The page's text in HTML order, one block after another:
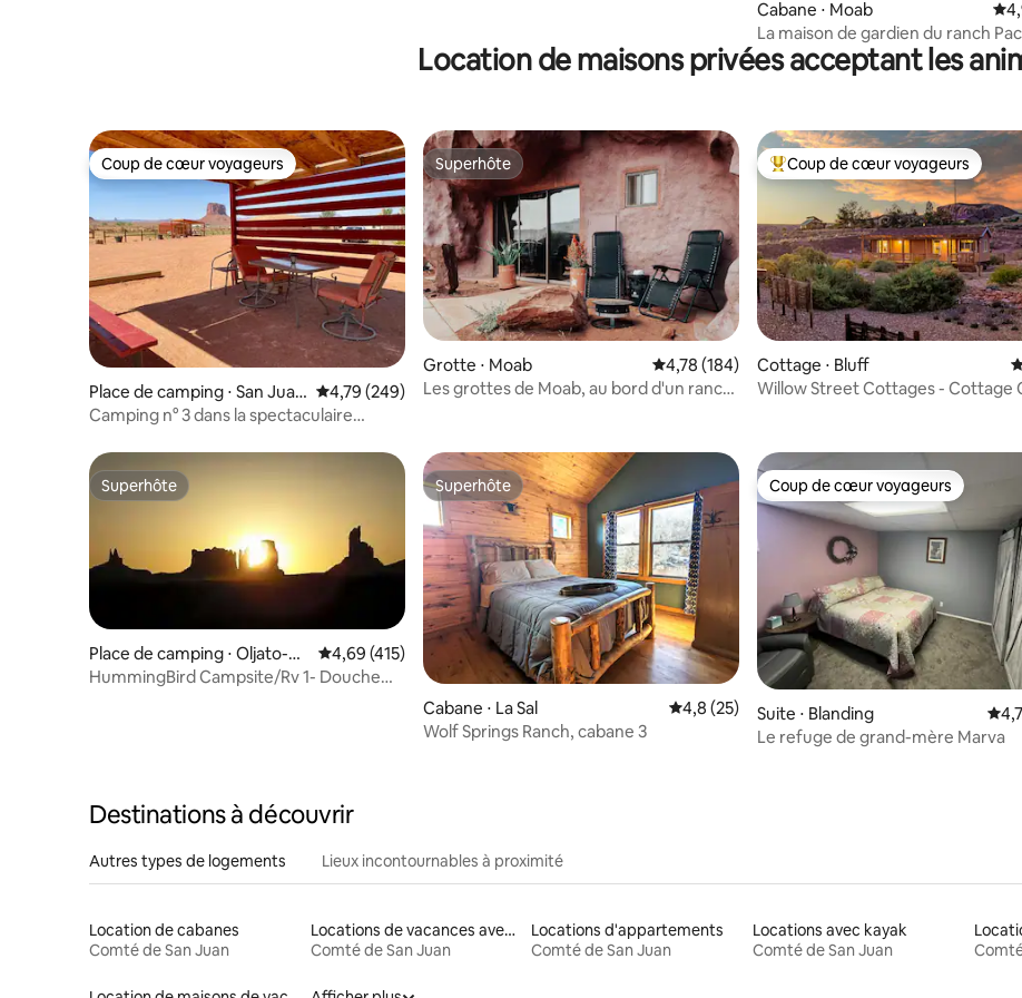
Cabane ⋅ Moab
La maison de gardien du ranch
Creek
Location de maisons privées acceptant les
Coup de cœur voyageurs
Coup de cœur voyageurs
Place de camping ⋅ San Juan
County
Évaluation moyenne sur la base de 249 commentaires : 4,79 sur 5
4,79 (249)
Camping n° 3 dans la spectaculaire
Superhôte
Superhôte
Grotte ⋅ Moab Évaluation moyenne sur la base de 184
4,78 (184)
Les grottes de Moab, au bord d'un ranch
Coups de cœur voyageurs les
Coup de cœur voyageurs
Cottage ⋅ Bluff
Willow Street Cottages - Cottage
Superhôte
Superhôte
Place de camping ⋅ Oljato-M
onument Valley
Évaluation moyenne sur la base de 415 commentaires : 4,69 sur 5
4,69 (415)
HummingBird Campsite/Rv 1- Douche
Superhôte
Superhôte
Cabane ⋅ La Sal Évaluation moyenne sur la base de 25
4,8 (25)
Wolf Springs Ranch, cabane 3
Coup de cœur voyageurs
Coup de cœur voyageurs
Suite ⋅ Blanding
Le refuge de grand-mère Marva
Destinations à découvrir
Autres types de logements Lieux incontournables à proximité
Location de cabanes
Comté de San Juan
Locations de vacances avec piscine
Comté de San Juan
Locations d'appartements
Comté de San Juan
Locations avec kayak
Comté de San Juan